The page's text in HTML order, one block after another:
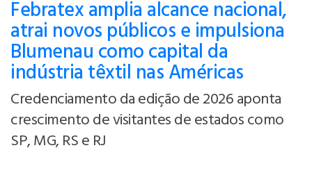
Febratex amplia alcance nacional,
atrai novos públicos e impulsiona
Blumenau como capital da
indústria têxtil nas Américas
Credenciamento da edição de 2026 aponta
crescimento de visitantes de estados como
SP, MG, RS e RJ